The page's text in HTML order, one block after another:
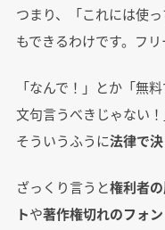
つまり、「これには使
もできるわけです。フリ
「なんで！」とか「無
文句言うべきじゃない
そういうふうに法律で
ざっくり言うと権利者
トや著作権切れのフォン